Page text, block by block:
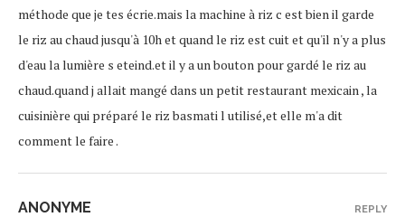
méthode que je tes écrie.mais la machine à riz c est bien il garde
le riz au chaud jusqu'à 10h et quand le riz est cuit et qu'il n'y a plus
d'eau la lumière s eteind.et il y a un bouton pour gardé le riz au
chaud.quand j allait mangé dans un petit restaurant mexicain , la
cuisinière qui préparé le riz basmati l utilisé,et elle m'a dit
comment le faire .
ANONYME REPLY